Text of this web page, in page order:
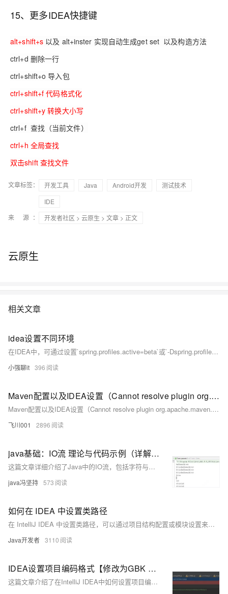
15、更多IDEA快捷键
alt+shift+s 以及 alt+inster 实现自动生成get set 以及构造方法
ctrl+d 删除一行
ctrl+shift+o导入包
ctrl+shift+f代码格式化
ctrl+shift+y转换大小写
ctrl+f 查找（当前文件）
ctrl+h 全局查找
双击shift 查找文件
文章标签： 开发工具 Java Android开发
测试技术
IDE
来 源：
开发者社区 > 云原生 > 文章 > 正文
云原生
相关文章
idea设置不同环境
在IDEA中，可通过设置`spring.profiles.active=beta`或`-Dspring.profiles.active=beta`来激活beta环境。查看编辑示例图。
小强聊it 396
Maven配置以及IDEA设置（Cannot resolve plugin org.apache.maven.plugins:报错）
Maven配置以及IDEA设置（Cannot resolve plugin org.apache.maven.plugins:报错）
飞川001 2896
java基础：IO流 理论与代码示例（详解、idea设置统一utf-8编码问题）
这篇文章详细介绍了Java中的IO流，包括字符与字节的概念、编码格式、File类的使用、IO流的分类和原理，以及通过代码示例展示了各种流的应用，如节点流、处理流、缓存流、转换流、对象流和随机访问文件流。同时，还探讨了IDEA中设置项目编码格式的方法，以及如何处理序列化和反序列化问题。
java冯坚持 573
如何在 IDEA 中设置类路径
在 IntelliJ IDEA 中设置类路径，可以通过项目结构配置或模块设置来添加所需的库和依赖。具体步骤包括打开项目结构对话框、选择模块、添加类路径等。
Java开发者 3110
IDEA设置项目编码格式【修改为GBK 或 UTF-8】
这篇文章介绍了在IntelliJ IDEA中如何设置项目编码格式，包括将项目编码修改为GBK或UTF-8的详细步骤和图解。